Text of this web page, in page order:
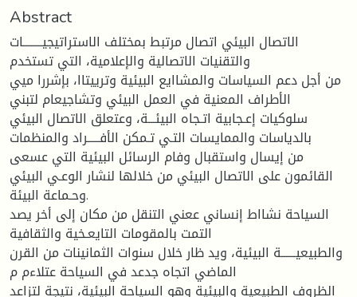
Abstract
الاتصال البيئي اتصال مرتبط بمختلف الاستراتيجيــــــــات
والتقنيات الاتصالية والإعلامية، التي تستخدم
من أجل دعم السياسات والمشاايع البيئية وترييتاا، بإشررا ميي
الأطراف المعنية في العمل البيئي وتشاجيعام لتبني
سلوكيات إعـجابية اتـجاه البيئـــة، وعتعلق الاتصال البيئي
بالدياسات والممايسات التـي تـمكن الأفـــــراد والمنظمات
من إيسال واستقبال وفام الرسائل البيئية التي عسعى
القائمون على الاتصال البيئي من خلالها لنشار الوعـي البيئي
وحـماعة البيئة.
السياحة نشااط إنساني ععني التنقل من مكان إلى أخر يصد
التمت بالمقومات التايعـخية والثقافية
والطبيعيــــــة البيئية، ويد ظار خلال سنوات الثمانينات من القرن
الماضي اتجاه جدعد في السياحة عتلاءم م
الظروف الطبيعية والبيئية وهو السياحة البيئية، نتيجة لتزاعد